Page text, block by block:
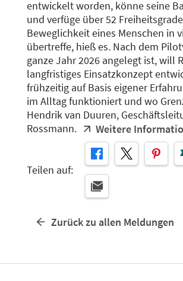
entwickelt worden, könne seine
und verfüge über 52
Beweglichkeit eines Menschen in
übertreffe, hieß es. Nach dem
ganze Jahr 2026 angelegt ist, will
langfristiges Einsatzkonzept
frühzeitig auf Basis eigener
im Alltag funktioniert und wo
Hendrik van Duuren,
Rossmann.
Weitere
Teilen auf:
Zurück zu allen Meldungen